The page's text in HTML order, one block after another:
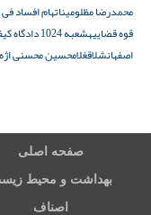
محمدرضا مظلومیناتهام افساد
قوه قضاییهشعبه 1024 دادگاه کیفری 2 تهران
اصفهانشلاقغلامحسین محسنی
صفحه اصلی
بهداشت و محیط
اصناف